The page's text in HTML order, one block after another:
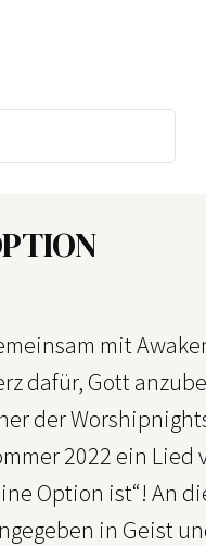
mit
dafür, Gott
der
2022 ein
Option ist“! An
in Geist